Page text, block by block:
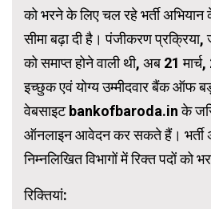
को भरने के लिए चल रहे भर्ती
सीमा बढ़ा दी है। पंजीकरण
को समाप्त होने वाली थी, अब 21
इच्छुक एवं योग्य उम्मीदवार बैंक ऑफ
वेबसाइट bankofbaroda.in के
ऑनलाइन आवेदन कर सकते हैं। भर्ती
निम्नलिखित विभागों में रिक्त पदों को
रिक्तियां: